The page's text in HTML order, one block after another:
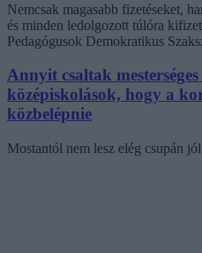
Nemcsak magasabb fizetéseket,
és minden ledolgozott túlóra
Pedagógusok Demokratikus
Annyit csaltak
középiskolások, hogy a
közbelépnie
Mostantól nem lesz elég csupán